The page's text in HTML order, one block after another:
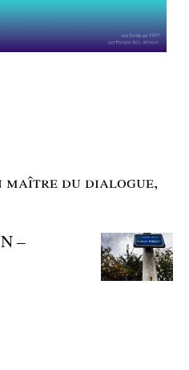
maître du dialogue,
–